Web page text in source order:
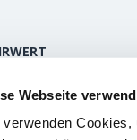
Webseite
verwenden Cookies,
Kunden sagen
uns